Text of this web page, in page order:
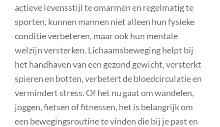
actieve levensstijl te omarmen en regelmatig te
sporten, kunnen mannen niet alleen hun fysieke
conditie verbeteren, maar ook hun mentale
welzijn versterken. Lichaamsbeweging helpt bij
het handhaven van een gezond gewicht, versterkt
spieren en botten, verbetert de bloedcirculatie en
vermindert stress. Of het nu gaat om wandelen,
joggen, fietsen of fitnessen, het is belangrijk om
een bewegingsroutine te vinden die bij je past en